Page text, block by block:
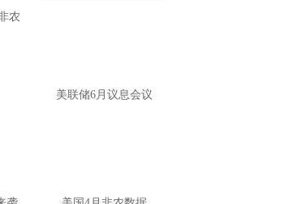
先看回调，下方关注4245破位
农
美联储6月议息会议